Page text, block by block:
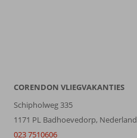
CORENDON VLIEGVAKANTIES
Schipholweg 335
1171 PL Badhoevedorp, Nederland
023 7510606